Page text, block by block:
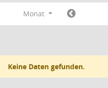
Monat
Keine Daten gefunden.